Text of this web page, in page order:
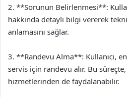
2. **Sorunun Belirlenmesi**:
hakkında detaylı bilgi vererek
anlamasını sağlar.
3. **Randevu Alma**: Kullanıcı,
servis için randevu alır. Bu
hizmetlerinden de faydalanabilir.